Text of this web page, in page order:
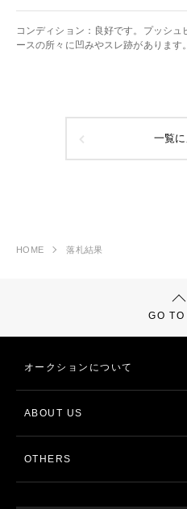
コンディション：良好です。プッシ
ースの所々に凹みやスレ跡があります。
一覧
HOME 落札結果
GO
オークションについて
ABOUT US
OTHERS